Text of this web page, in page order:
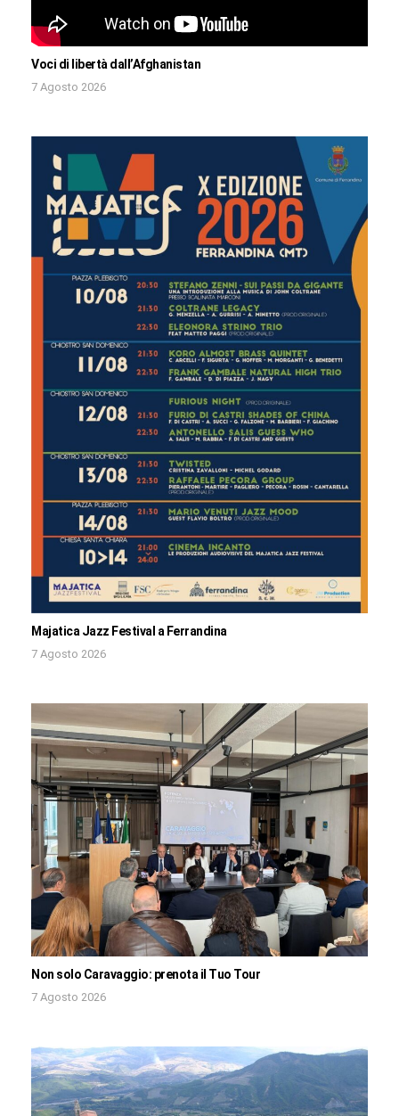
Voci di libertà dall’Afghanistan
7 Agosto 2026
Majatica Jazz Festival a Ferrandina
7 Agosto 2026
Non solo Caravaggio: prenota il Tuo Tour
7 Agosto 2026